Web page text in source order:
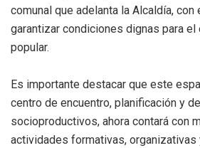
comunal que adelanta la Alcaldía, con
garantizar condiciones dignas para
popular.
Es importante destacar que este
centro de encuentro, planificación y
socioproductivos, ahora contará con
actividades formativas, organizativas